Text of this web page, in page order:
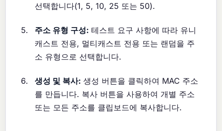
선택합니다(1, 5, 10, 25 또는 50).
주소 유형 구성: 테스트 요구 사항에 따라 유니
캐스트 전용, 멀티캐스트 전용 또는 랜덤을 주
소 유형으로 선택합니다.
생성 및 복사: 생성 버튼을 클릭하여 MAC 주소
를 만듭니다. 복사 버튼을 사용하여 개별 주소
또는 모든 주소를 클립보드에 복사합니다.